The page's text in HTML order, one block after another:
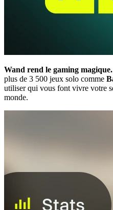
Wand rend le gaming magique.
plus de 3 500 jeux solo comme
utiliser qui vous font vivre votre
monde.